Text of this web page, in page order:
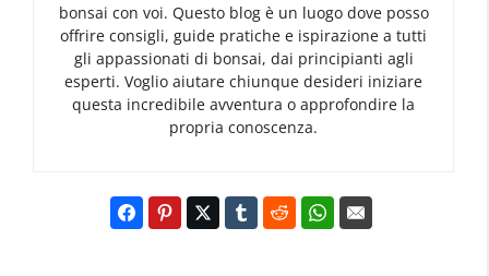
bonsai con voi. Questo blog è un luogo dove posso
offrire consigli, guide pratiche e ispirazione a tutti
gli appassionati di bonsai, dai principianti agli
esperti. Voglio aiutare chiunque desideri iniziare
questa incredibile avventura o approfondire la
propria conoscenza.